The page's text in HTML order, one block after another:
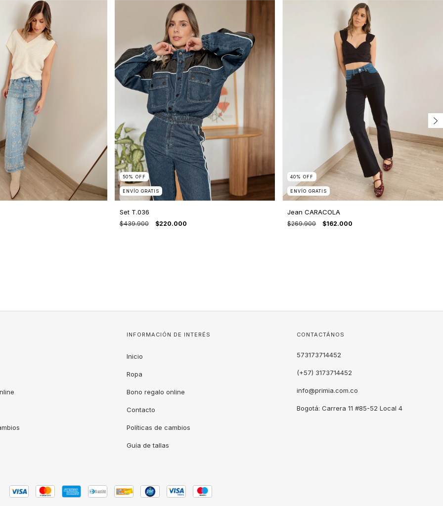
50% OFF
ENVÍO GRATIS
Set T.036
$439.900 $220.000
40%OFF
ENVÍO GRATIS
Jean CARACOLA
$269.900 $162.000
INFORMACIÓN DE INTERÉS
Inicio
Ropa
Bono regalo online
Contacto
Políticas de cambios
Guía de tallas
CONTACTÁNOS
573173714452
(+57) 3173714452
info@primia.com.co
Bogotá: Carrera 11 #85-52 Local 4